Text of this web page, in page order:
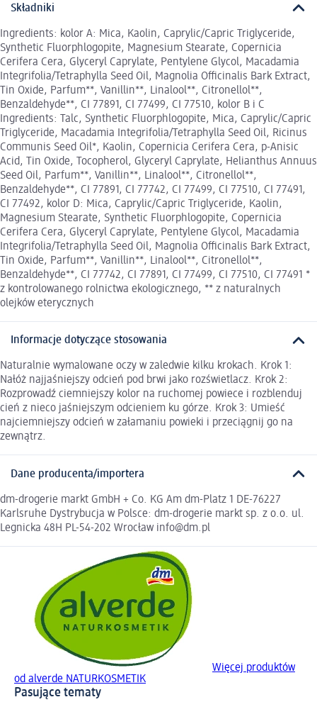
Składniki
Ingredients: kolor A: Mica, Kaolin, Caprylic/Capric Triglyceride,
Synthetic Fluorphlogopite, Magnesium Stearate, Copernicia
Cerifera Cera, Glyceryl Caprylate, Pentylene Glycol, Macadamia
Integrifolia/Tetraphylla Seed Oil, Magnolia Officinalis Bark Extract,
Tin Oxide, Parfum**, Vanillin**, Linalool**, Citronellol**,
Benzaldehyde**, CI 77891, CI 77499, CI 77510, kolor B i C
Ingredients: Talc, Synthetic Fluorphlogopite, Mica, Caprylic/Capric
Triglyceride, Macadamia Integrifolia/Tetraphylla Seed Oil, Ricinus
Communis Seed Oil*, Kaolin, Copernicia Cerifera Cera, p-Anisic
Acid, Tin Oxide, Tocopherol, Glyceryl Caprylate, Helianthus Annuus
Seed Oil, Parfum**, Vanillin**, Linalool**, Citronellol**,
Benzaldehyde**, CI 77891, CI 77742, CI 77499, CI 77510, CI 77491,
CI 77492, kolor D: Mica, Caprylic/Capric Triglyceride, Kaolin,
Magnesium Stearate, Synthetic Fluorphlogopite, Copernicia
Cerifera Cera, Glyceryl Caprylate, Pentylene Glycol, Macadamia
Integrifolia/Tetraphylla Seed Oil, Magnolia Officinalis Bark Extract,
Tin Oxide, Parfum**, Vanillin**, Linalool**, Citronellol**,
Benzaldehyde**, CI 77742, CI 77891, CI 77499, CI 77510, CI 77491 *
z kontrolowanego rolnictwa ekologicznego, ** z naturalnych
olejków eterycznych
Informacje dotyczące stosowania
Naturalnie wymalowane oczy w zaledwie kilku krokach. Krok 1:
Nałóż najjaśniejszy odcień pod brwi jako rozświetlacz. Krok 2:
Rozprowadź ciemniejszy kolor na ruchomej powiece i rozblenduj
cień z nieco jaśniejszym odcieniem ku górze. Krok 3: Umieść
najciemniejszy odcień w załamaniu powieki i przeciągnij go na
zewnątrz.
Dane producenta/importera
dm-drogerie markt GmbH + Co. KG Am dm-Platz 1 DE-76227
Karlsruhe Dystrybucja w Polsce: dm-drogerie markt sp. z o.o. ul.
Legnicka 48H PL-54-202 Wrocław info@dm.pl
Więcej produktów
od alverde NATURKOSMETIK
Pasujące tematy